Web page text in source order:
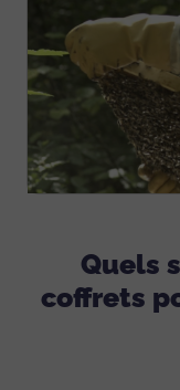
Quels
coffrets